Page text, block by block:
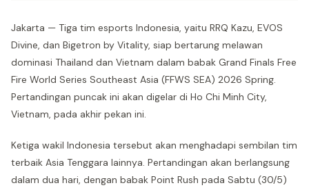
Jakarta — Tiga tim esports Indonesia, yaitu RRQ Kazu, EVOS
Divine, dan Bigetron by Vitality, siap bertarung melawan
dominasi Thailand dan Vietnam dalam babak Grand Finals Free
Fire World Series Southeast Asia (FFWS SEA) 2026 Spring.
Pertandingan puncak ini akan digelar di Ho Chi Minh City,
Vietnam, pada akhir pekan ini.
Ketiga wakil Indonesia tersebut akan menghadapi sembilan tim
terbaik Asia Tenggara lainnya. Pertandingan akan berlangsung
dalam dua hari, dengan babak Point Rush pada Sabtu (30/5)